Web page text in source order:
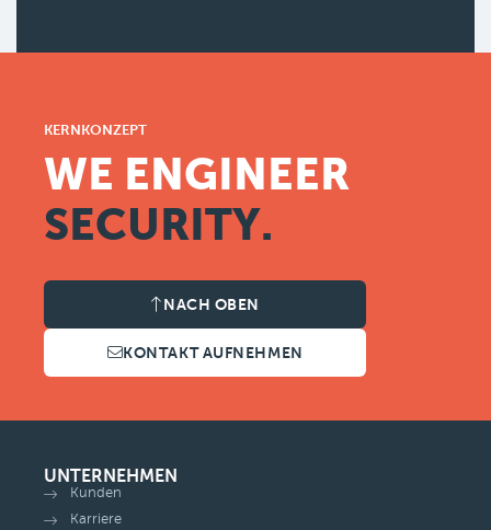
KERNKONZEPT
WE ENGINEER
SECURITY.
NACH OBEN
KONTAKT AUFNEHMEN
UNTERNEHMEN
Kunden
Karriere